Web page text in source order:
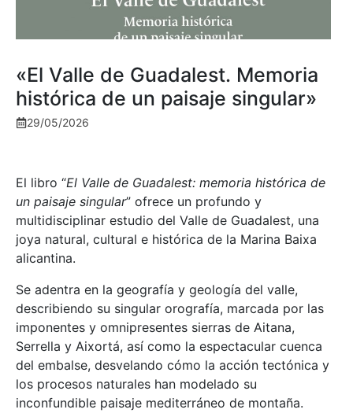
«El Valle de Guadalest. Memoria
histórica de un paisaje singular»
29/05/2026
El libro “El Valle de Guadalest: memoria histórica de
un paisaje singular” ofrece un profundo y
multidisciplinar estudio del Valle de Guadalest, una
joya natural, cultural e histórica de la Marina Baixa
alicantina.
Se adentra en la geografía y geología del valle,
describiendo su singular orografía, marcada por las
imponentes y omnipresentes sierras de Aitana,
Serrella y Aixortá, así como la espectacular cuenca
del embalse, desvelando cómo la acción tectónica y
los procesos naturales han modelado su
inconfundible paisaje mediterráneo de montaña.